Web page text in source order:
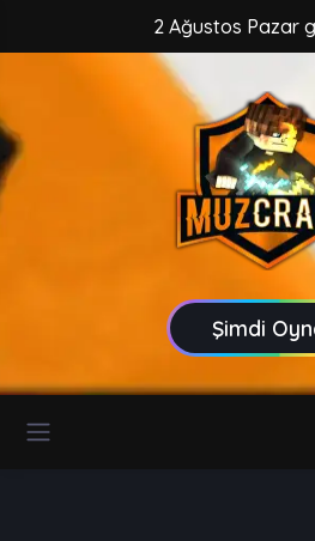
2 Ağustos Pazar
Şimdi